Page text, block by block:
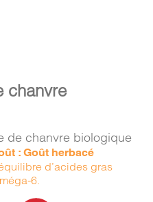
chanvre
de chanvre biologique
: Goût herbacé
d’acides gras
6.